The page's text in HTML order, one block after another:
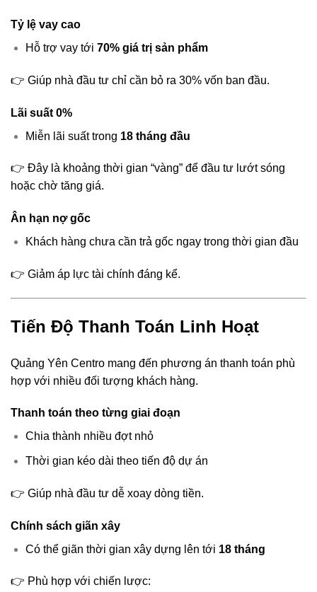
Tỷ lệ vay cao
Hỗ trợ vay tới 70% giá trị sản phẩm
👉 Giúp nhà đầu tư chỉ cần bỏ ra 30% vốn ban đầu.
Lãi suất 0%
Miễn lãi suất trong 18 tháng đầu
👉 Đây là khoảng thời gian “vàng” để đầu tư lướt sóng
hoặc chờ tăng giá.
Ân hạn nợ gốc
Khách hàng chưa cần trả gốc ngay trong thời gian đầu
👉 Giảm áp lực tài chính đáng kể.
Tiến Độ Thanh Toán Linh Hoạt
Quảng Yên Centro mang đến phương án thanh toán phù
hợp với nhiều đối tượng khách hàng.
Thanh toán theo từng giai đoạn
Chia thành nhiều đợt nhỏ
Thời gian kéo dài theo tiến độ dự án
👉 Giúp nhà đầu tư dễ xoay dòng tiền.
Chính sách giãn xây
Có thể giãn thời gian xây dựng lên tới 18 tháng
👉 Phù hợp với chiến lược: